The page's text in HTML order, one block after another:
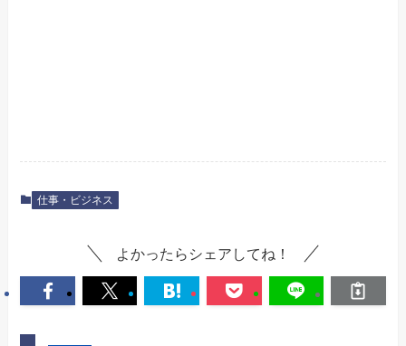
仕事・ビジネス
よかったらシェアしてね！